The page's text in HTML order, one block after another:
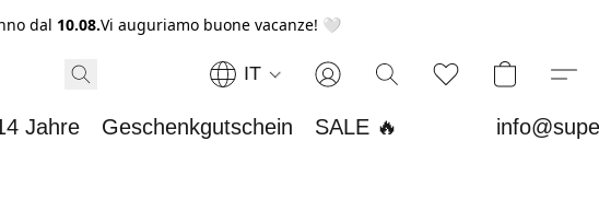
dal 10.08.Vi auguriamo buone vacanze! 🤍
IT
Jahre Geschenkgutschein SALE 🔥